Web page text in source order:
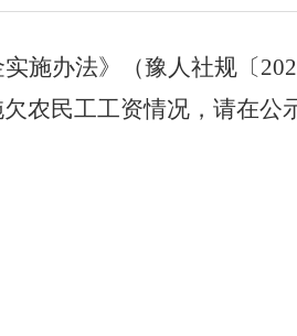
施办法》（豫人社规〔
农民工工资情况，请在公